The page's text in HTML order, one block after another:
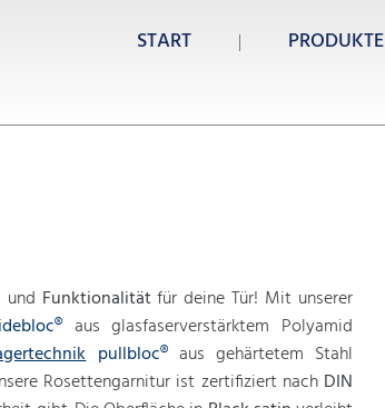
START PRODUKTE
und Funktionalitätfür deine Tür! Mit unserer
aus glasfaserverstärktem Polyamid
pullbloc®aus gehärtetem Stahl
Rosettengarnitur ist zertifiziert nach DIN